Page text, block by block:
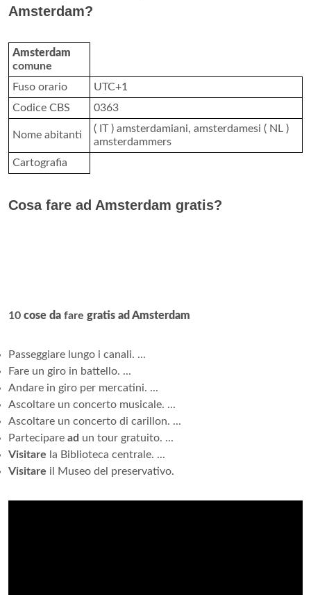
Amsterdam?
Amsterdam
comune
Fuso orario
UTC+1
Codice CBS
0363
Nome abitanti
( IT ) amsterdamiani, amsterdamesi ( NL )
amsterdammers
Cartografia
Cosa fare ad Amsterdam gratis?
10 cose da fare gratis ad Amsterdam
Passeggiare lungo i canali. ...
Fare un giro in battello. ...
Andare in giro per mercatini. ...
Ascoltare un concerto musicale. ...
Ascoltare un concerto di carillon. ...
Partecipare ad un tour gratuito. ...
Visitare la Biblioteca centrale. ...
Visitare il Museo del preservativo.